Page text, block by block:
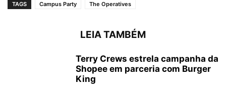
TAGS Campus Party The Operatives
LEIA TAMBÉM
Terry Crews estrela campanha da
Shopee em parceria com Burger
King